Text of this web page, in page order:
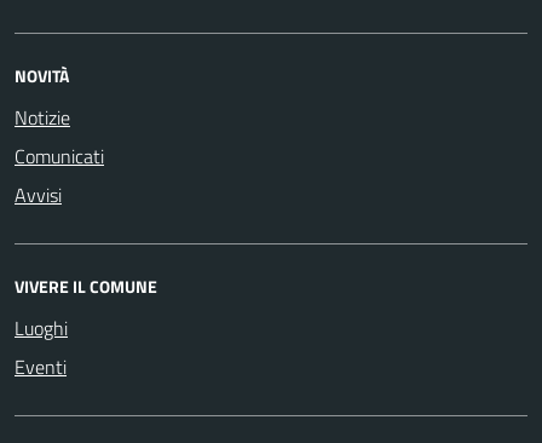
NOVITÀ
Notizie
Comunicati
Avvisi
VIVERE IL COMUNE
Luoghi
Eventi